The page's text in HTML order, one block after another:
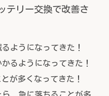
テリー交換で改善さ
ようになってきた！
るようになってきた！
が多くなってきた！